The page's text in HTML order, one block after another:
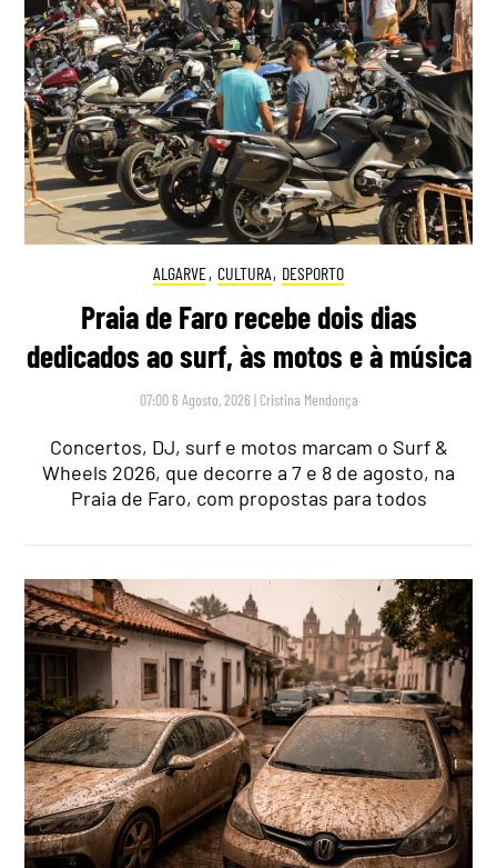
ALGARVE, CULTURA, DESPORTO
Praia de Faro recebe dois dias
dedicados ao surf, às motos e à música
07:00 6 Agosto, 2026 | Cristina Mendonça
Concertos, DJ, surf e motos marcam o Surf &
Wheels 2026, que decorre a 7 e 8 de agosto, na
Praia de Faro, com propostas para todos